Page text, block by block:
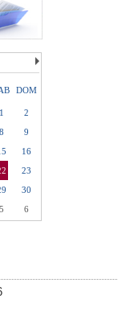
DOM
1
2
8
9
16
23
30
5 6